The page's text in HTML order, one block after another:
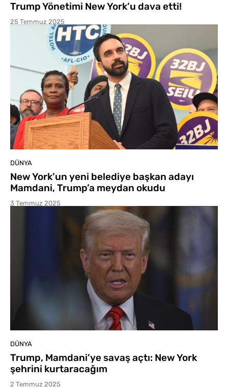
Trump Yönetimi New York’u dava etti!
25 Temmuz 2025
DÜNYA
New York’un yeni belediye başkan adayı
Mamdani, Trump’a meydan okudu
3 Temmuz 2025
DÜNYA
Trump, Mamdani’ye savaş açtı: New York
şehrini kurtaracağım
2 Temmuz 2025